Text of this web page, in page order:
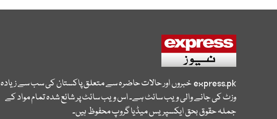
express.pkخبروں اور حالات حاضرہ سے متعلق پاکستان کی سب سے زیادہ
وزٹ کی جانے والی ویب سائٹ ہے۔ اس ویب سائٹ پر شائع شدہ تمام مواد کے
جملہ حقوق بحق ایکسپریس میڈیا گروپ محفوظ ہیں۔